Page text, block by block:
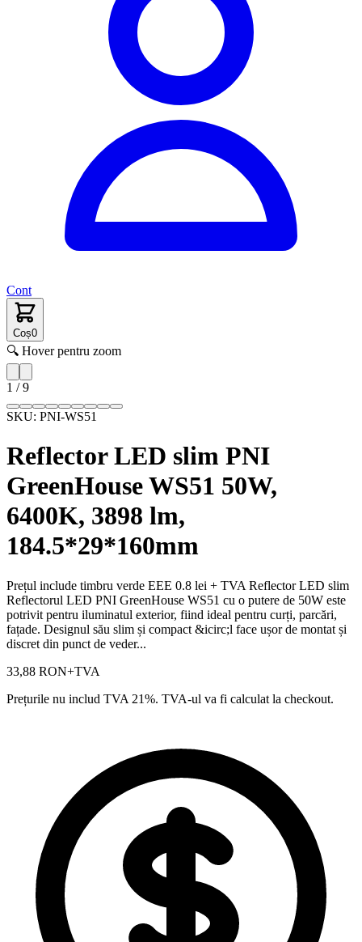
Cont
Coș0
🔍 Hover pentru zoom
1 /9
SKU: PNI-WS51
Reflector LED slim PNI
GreenHouse WS51 50W,
6400K, 3898 lm,
184.5*29*160mm
Prețul include timbru verde EEE 0.8 lei + TVA Reflector LED slim
Reflectorul LED PNI GreenHouse WS51 cu o putere de 50W este
potrivit pentru iluminatul exterior, fiind ideal pentru curți, parcări,
fațade. Designul său slim și compact &icirc;l face ușor de montat și
discret din punct de veder...
33,88 RON+TVA
Prețurile nu includ TVA 21%. TVA-ul va fi calculat la checkout.